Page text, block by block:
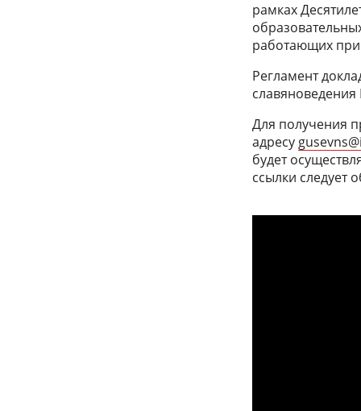
рамках
работающих
Регламент
Для получения
адресу
будет
ссылки следует